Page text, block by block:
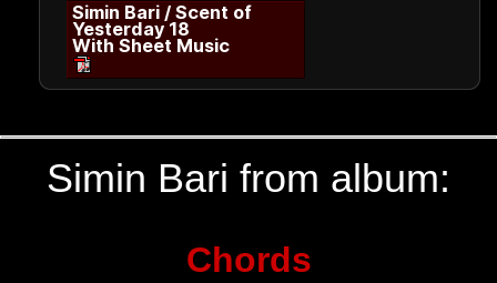
Simin Bari / Scent of
Yesterday 18
With Sheet Music
Simin Bari from album:
Chords